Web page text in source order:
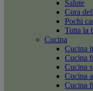
Salute
Cura
Pochi
Tutta la
Cucina
Cucina
Cucina
Cucina
Cucina
Cucina